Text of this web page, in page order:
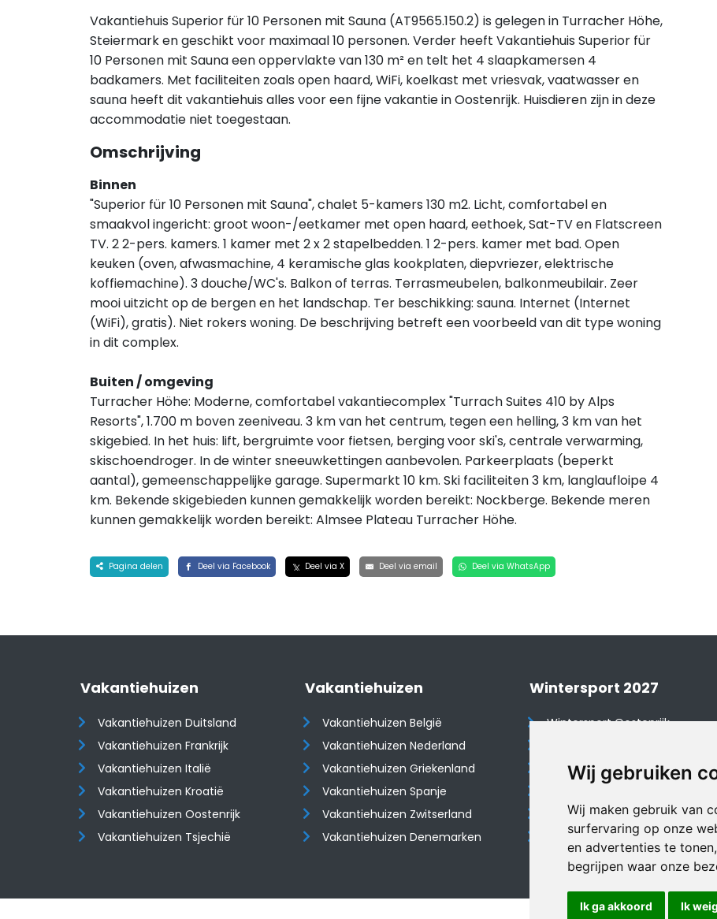
Wij gebruiken
Wij maken gebruik van
surfervaring op onze
en advertenties te
begrijpen waar onze
Ik ga akkoord Ik
Vakantiehuis Superior für 10 Personen mit Sauna (AT9565.150.2) is gelegen in Turracher Höhe,
Steiermark en geschikt voor maximaal 10 personen. Verder heeft Vakantiehuis Superior für
10 Personen mit Sauna een oppervlakte van 130 m² en telt het 4 slaapkamersen 4
badkamers. Met faciliteiten zoals open haard, WiFi, koelkast met vriesvak, vaatwasser en
sauna heeft dit vakantiehuis alles voor een fijne vakantie in Oostenrijk. Huisdieren zijn in deze
accommodatie niet toegestaan.
Omschrijving
Binnen
"Superior für 10 Personen mit Sauna", chalet 5-kamers 130 m2. Licht, comfortabel en
smaakvol ingericht: groot woon-/eetkamer met open haard, eethoek, Sat-TV en Flatscreen
TV. 2 2-pers. kamers. 1 kamer met 2 x 2 stapelbedden. 1 2-pers. kamer met bad. Open
keuken (oven, afwasmachine, 4 keramische glas kookplaten, diepvriezer, elektrische
koffiemachine). 3 douche/WC's. Balkon of terras. Terrasmeubelen, balkonmeubilair. Zeer
mooi uitzicht op de bergen en het landschap. Ter beschikking: sauna. Internet (Internet
(WiFi), gratis). Niet rokers woning. De beschrijving betreft een voorbeeld van dit type woning
in dit complex.
Buiten / omgeving
Turracher Höhe: Moderne, comfortabel vakantiecomplex "Turrach Suites 410 by Alps
Resorts", 1.700 m boven zeeniveau. 3 km van het centrum, tegen een helling, 3 km van het
skigebied. In het huis: lift, bergruimte voor fietsen, berging voor ski's, centrale verwarming,
skischoendroger. In de winter sneeuwkettingen aanbevolen. Parkeerplaats (beperkt
aantal), gemeenschappelijke garage. Supermarkt 10 km. Ski faciliteiten 3 km, langlaufloipe 4
km. Bekende skigebieden kunnen gemakkelijk worden bereikt: Nockberge. Bekende meren
kunnen gemakkelijk worden bereikt: Almsee Plateau Turracher Höhe.
Pagina delen Deel via Facebook Deel via X Deel via email Deel via WhatsApp
Vakantiehuizen
Vakantiehuizen Duitsland
Vakantiehuizen Frankrijk
Vakantiehuizen Italië
Vakantiehuizen Kroatië
​​​​​​​Vakantiehuizen Oostenrijk
Vakantiehuizen Tsjechië
Vakantiehuizen
Vakantiehuizen België
Vakantiehuizen Nederland
Vakantiehuizen Griekenland
Vakantiehuizen Spanje
​​​​​​​Vakantiehuizen Zwitserland
Vakantiehuizen Denemarken
Wintersport 2027
Wintersport Oostenrijk
Wintersport Tsjechië
Wintersport Duitsland
Wintersport Italië